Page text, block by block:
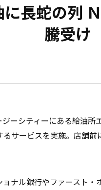
長蛇の列
騰受け
ーシティーにある給油所
サービスを実施。店舗
ナル銀行やファースト・